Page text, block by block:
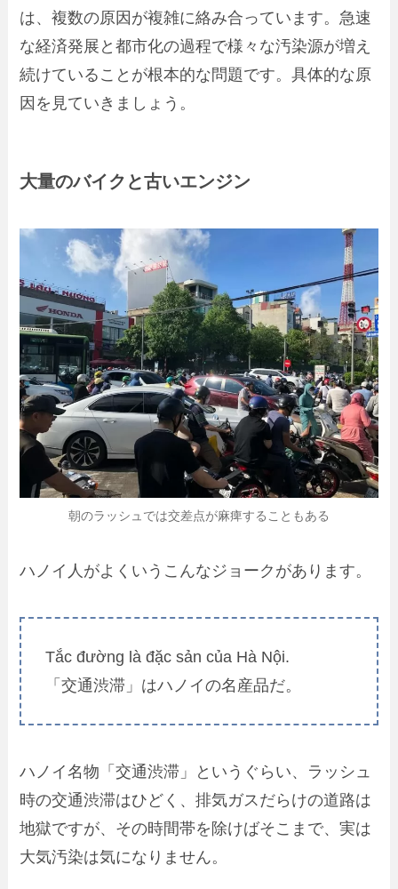
は、複数の原因が複雑に絡み合っています。急速
な経済発展と都市化の過程で様々な汚染源が増え
続けていることが根本的な問題です。具体的な原
因を見ていきましょう。
大量のバイクと古いエンジン
朝のラッシュでは交差点が麻痺することもある
ハノイ人がよくいうこんなジョークがあります。
Tắc đường là đặc sản của Hà Nội.
「交通渋滞」はハノイの名産品だ。
ハノイ名物「交通渋滞」というぐらい、ラッシュ
時の交通渋滞はひどく、排気ガスだらけの道路は
地獄ですが、その時間帯を除けばそこまで、実は
大気汚染は気になりません。